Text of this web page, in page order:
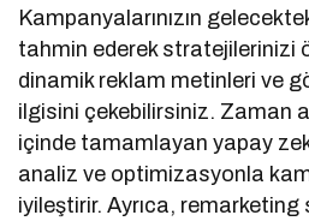
Kampanyalarınızın
tahmin ederek stratejilerinizi
dinamik reklam metinleri ve
ilgisini çekebilirsiniz. Zaman
içinde tamamlayan yapay
analiz ve optimizasyonla
iyileştirir. Ayrıca,